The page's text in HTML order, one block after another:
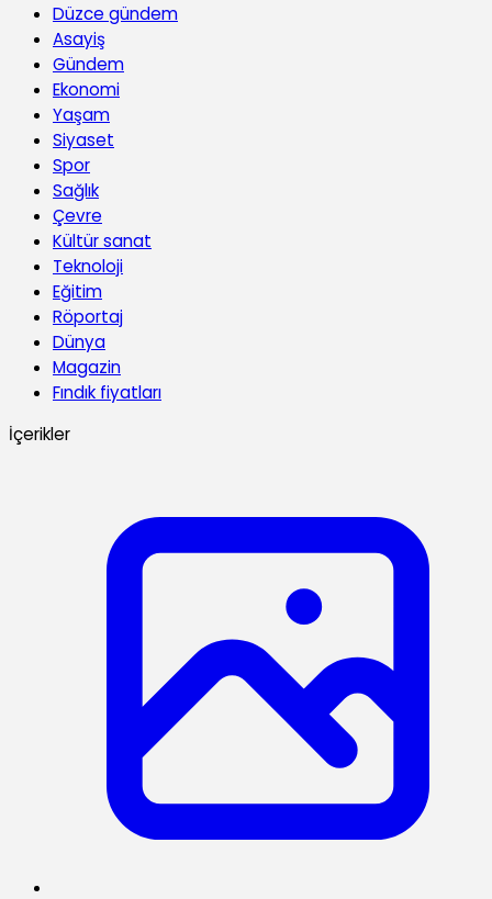
Düzce gündem
Asayiş
Gündem
Ekonomi
Yaşam
Siyaset
Spor
Sağlık
Çevre
Kültür sanat
Teknoloji
Eğitim
Röportaj
Dünya
Magazin
Fındık fiyatları
İçerikler